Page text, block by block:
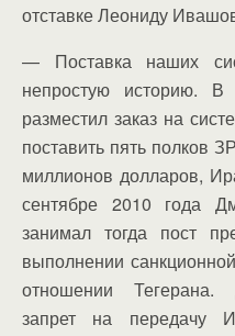
отставке Леониду
— Поставка наших
непростую историю. В
разместил заказ на
поставить пять полков
миллионов долларов,
сентябре 2010 года
занимал тогда пост
выполнении
отношении Тегерана.
запрет на передачу